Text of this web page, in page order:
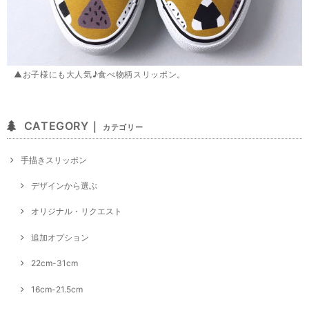
▲お子様にも大人気♪食べ物柄スリッポン。
CATEGORY｜ カテゴリー
手描きスリッポン
デザインから選ぶ
オリジナル・リクエスト
追加オプション
22cm-31cm
16cm-21.5cm